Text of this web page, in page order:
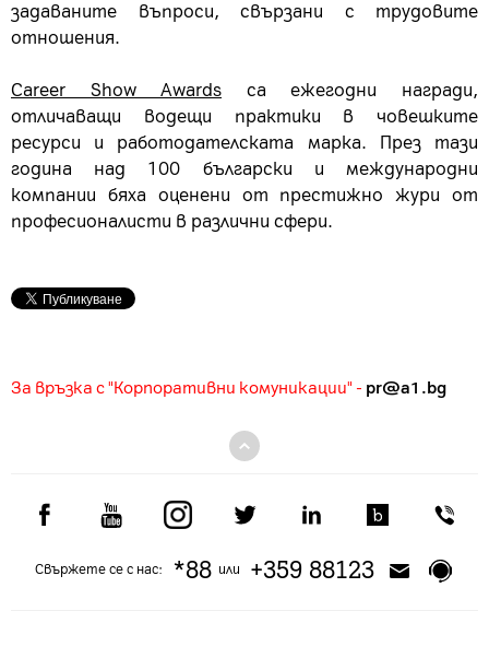
задаваните въпроси, свързани с трудовите
отношения.
Career Show Awards са ежегодни награди,
отличаващи водещи практики в човешките
ресурси и работодателската марка. През тази
година над 100 български и международни
компании бяха оценени от престижно жури от
професионалисти в различни сфери.
За връзка с "Корпоративни комуникации" - pr@a1.bg
Свържете се с нас: *88или +359 88123